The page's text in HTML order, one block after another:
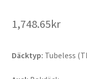
1,748.65kr
Däcktyp: Tubeless